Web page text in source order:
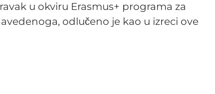
u okviru Erasmus+ programa za
odlučeno je kao u izreci ove